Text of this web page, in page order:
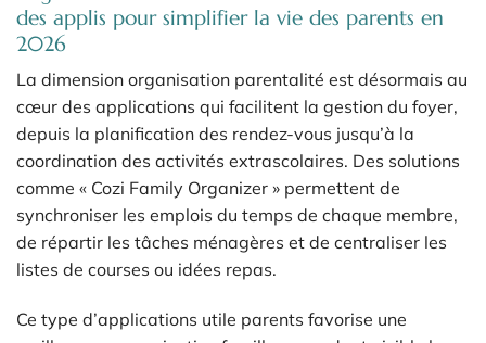
des applis pour simplifier la vie des parents en
2026
La dimension organisation parentalité est désormais au
cœur des applications qui facilitent la gestion du foyer,
depuis la planification des rendez-vous jusqu’à la
coordination des activités extrascolaires. Des solutions
comme « Cozi Family Organizer » permettent de
synchroniser les emplois du temps de chaque membre,
de répartir les tâches ménagères et de centraliser les
listes de courses ou idées repas.
Ce type d’applications utile parents favorise une